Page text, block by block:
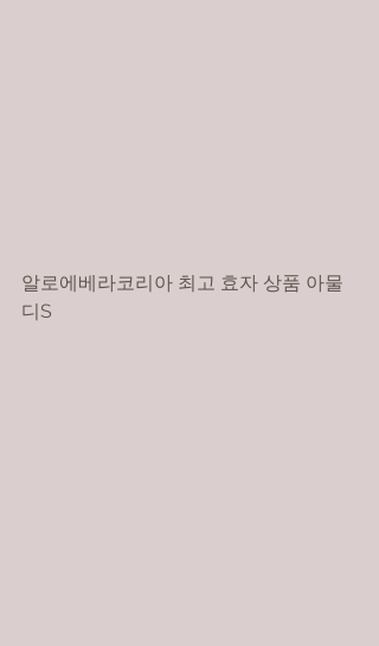
알로에베라코리아 최고 효자 상품 아물
디S